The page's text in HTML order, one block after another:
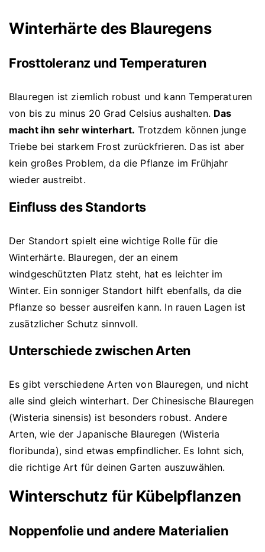
Winterhärte des Blauregens
Frosttoleranz und Temperaturen
Blauregen ist ziemlich robust und kann Temperaturen
von bis zu minus 20 Grad Celsius aushalten. Das
macht ihn sehr winterhart. Trotzdem können junge
Triebe bei starkem Frost zurückfrieren. Das ist aber
kein großes Problem, da die Pflanze im Frühjahr
wieder austreibt.
Einfluss des Standorts
Der Standort spielt eine wichtige Rolle für die
Winterhärte. Blauregen, der an einem
windgeschützten Platz steht, hat es leichter im
Winter. Ein sonniger Standort hilft ebenfalls, da die
Pflanze so besser ausreifen kann. In rauen Lagen ist
zusätzlicher Schutz sinnvoll.
Unterschiede zwischen Arten
Es gibt verschiedene Arten von Blauregen, und nicht
alle sind gleich winterhart. Der Chinesische Blauregen
(Wisteria sinensis) ist besonders robust. Andere
Arten, wie der Japanische Blauregen (Wisteria
floribunda), sind etwas empfindlicher. Es lohnt sich,
die richtige Art für deinen Garten auszuwählen.
Winterschutz für Kübelpflanzen
Noppenfolie und andere Materialien